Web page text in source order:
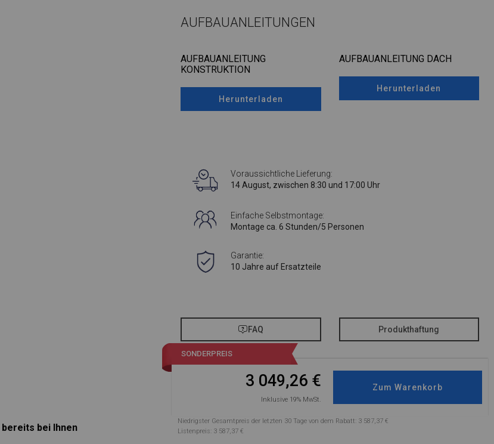
bereits bei Ihnen
AUFBAUANLEITUNGEN
AUFBAUANLEITUNG
KONSTRUKTION
Herunterladen
AUFBAUANLEITUNG DACH
Herunterladen
Voraussichtliche Lieferung:
14 August, zwischen 8:30 und 17:00 Uhr
Einfache Selbstmontage:
Montage ca. 6 Stunden/5 Personen
Garantie:
10 Jahre auf Ersatzteile
FAQ Produkthaftung
SONDERPREIS
3 049,26 €
Inklusive 19% MwSt.
Niedrigster Gesamtpreis der letzten 30 Tage von dem Rabatt: 3 587,37 €
Listenpreis: 3 587,37 €